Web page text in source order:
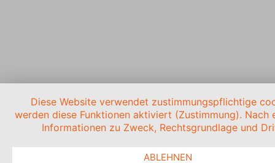
Diese Website verwendet zustimmungspflichtige
werden diese Funktionen aktiviert (Zustimmung).
Informationen zu Zweck, Rechtsgrundlage und
ABLEHNEN